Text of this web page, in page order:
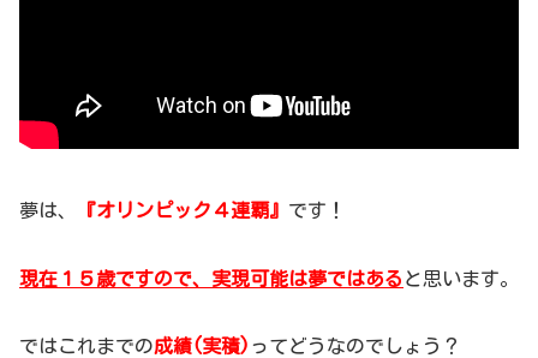
夢は、 『オリンピック４連覇』 です！
現在１５歳ですので、実現可能は夢ではある と思います。
ではこれまでの成績(実積) ってどうなのでしょう？